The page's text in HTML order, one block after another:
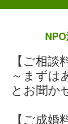
【ご相談
～まずは
とお聞か
【ご成婚